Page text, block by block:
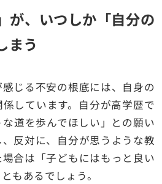
が、いつしか「自分の
まう
じる不安の根底には、自身の
しています。自分が高学歴で
道を歩んでほしい」との願い
反対に、自分が思うような教
合は「子どもにはもっと良い
もあるでしょう。